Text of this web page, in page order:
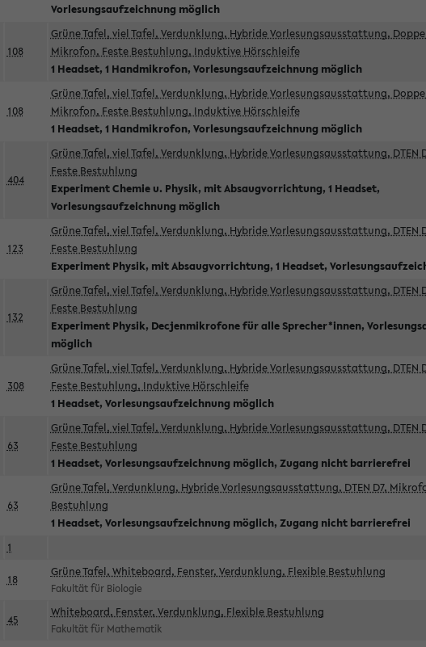
Vorlesungsaufzeichnung möglich
108
Grüne Tafel, viel Tafel, Verdunklung, Hybride Vorlesungsausstattung,
Mikrofon, Feste Bestuhlung, Induktive Hörschleife
1 Headset, 1 Handmikrofon, Vorlesungsaufzeichnung möglich
108
Grüne Tafel, viel Tafel, Verdunklung, Hybride Vorlesungsausstattung,
Mikrofon, Feste Bestuhlung, Induktive Hörschleife
1 Headset, 1 Handmikrofon, Vorlesungsaufzeichnung möglich
404
Grüne Tafel, viel Tafel, Verdunklung, Hybride Vorlesungsausstattung, DTEN
Feste Bestuhlung
Experiment Chemie u. Physik, mit Absaugvorrichtung, 1 Headset,
Vorlesungsaufzeichnung möglich
123
Grüne Tafel, viel Tafel, Verdunklung, Hybride Vorlesungsausstattung, DTEN
Feste Bestuhlung
Experiment Physik, mit Absaugvorrichtung, 1 Headset,
132
Grüne Tafel, viel Tafel, Verdunklung, Hybride Vorlesungsausstattung, DTEN
Feste Bestuhlung
Experiment Physik, Decjenmikrofone für alle Sprecher*innen,
möglich
308
Grüne Tafel, viel Tafel, Verdunklung, Hybride Vorlesungsausstattung, DTEN
Feste Bestuhlung, Induktive Hörschleife
1 Headset, Vorlesungsaufzeichnung möglich
63
Grüne Tafel, viel Tafel, Verdunklung, Hybride Vorlesungsausstattung, DTEN
Feste Bestuhlung
1 Headset, Vorlesungsaufzeichnung möglich, Zugang nicht barrierefrei
63
Grüne Tafel, Verdunklung, Hybride Vorlesungsausstattung, DTEN D7,
Bestuhlung
1 Headset, Vorlesungsaufzeichnung möglich, Zugang nicht barrierefrei
1
18
Grüne Tafel, Whiteboard, Fenster, Verdunklung, Flexible Bestuhlung
Fakultät für Biologie
45
Whiteboard, Fenster, Verdunklung, Flexible Bestuhlung
Fakultät für Mathematik